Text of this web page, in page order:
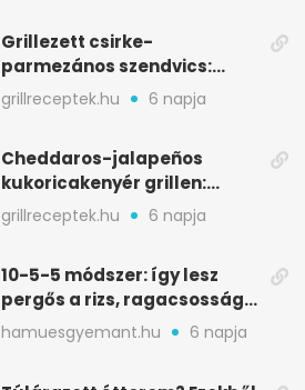
Grillezett csirke-
parmezános szendvics:
ropogós csirke, olvadó sajt
grillreceptek.hu 6 napja
Cheddaros-jalapeños
kukoricakenyér grillen:
ropogós alj, puha belső
grillreceptek.hu 6 napja
10-5-5 módszer: így lesz
pergős a rizs, ragacsosság
nélkül
hamuesgyemant.hu 6 napja